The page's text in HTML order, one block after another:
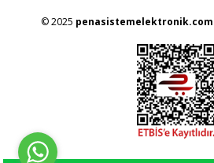
© 2025 penasistemelektronik.com